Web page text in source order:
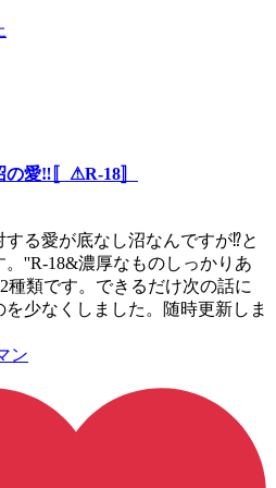
愛‼️〚⚠R-18〛
る愛が底なし沼なんですが⁉️と
。''R-18&濃厚なものしっかりあ
種類です。できるだけ次の話に
を少なくしました。随時更新しま
ン